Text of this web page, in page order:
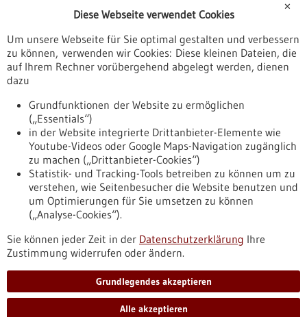
Veranstaltungen
Erscheinungsdatum
Nach oben
Informiert bleiben
Newsletter abonnieren
✕
Diese Webseite verwendet Cookies
Um unsere Webseite für Sie optimal gestalten und verbessern
zu können, verwenden wir Cookies: Diese kleinen Dateien, die
auf Ihrem Rechner vorübergehend abgelegt werden, dienen
dazu
Grundfunktionen der Website zu ermöglichen
(„Essentials“)
in der Website integrierte Drittanbieter-Elemente wie
Youtube-Videos oder Google Maps-Navigation zugänglich
zu machen („Drittanbieter-Cookies“)
Statistik- und Tracking-Tools betreiben zu können um zu
verstehen, wie Seitenbesucher die Website benutzen und
um Optimierungen für Sie umsetzen zu können
(„Analyse-Cookies“).
Sie können jeder Zeit in der Datenschutzerklärung Ihre
Zustimmung widerrufen oder ändern.
Grundlegendes akzeptieren
Alle akzeptieren